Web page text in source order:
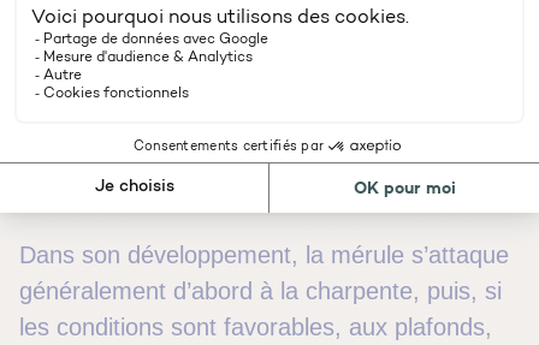
plus lumineux, il devient marron et plus
consistant.Ce parasite est classé dans la
catégorie pourriture cubique (la pourriture tient
formes de cubes qu’elle provoque sur le bois
qu’elle infecte).
Dans son développement, la mérule s’attaque
généralement d’abord à la charpente, puis, si
les conditions sont favorables, aux plafonds,